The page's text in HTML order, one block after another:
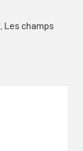
Les champs